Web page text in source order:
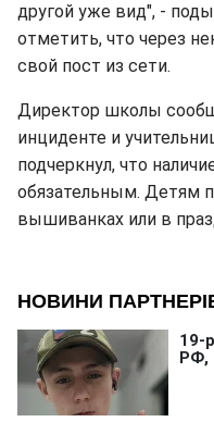
другой уже вид", -
отметить, что через
свой пост из сети.
Директор школы
инциденте и
подчеркнул, что
обязательным. Детям
вышиванках или в